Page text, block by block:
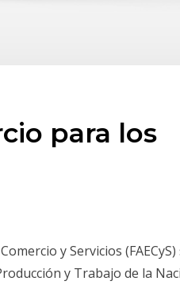
para los
y Servicios
y Trabajo de la